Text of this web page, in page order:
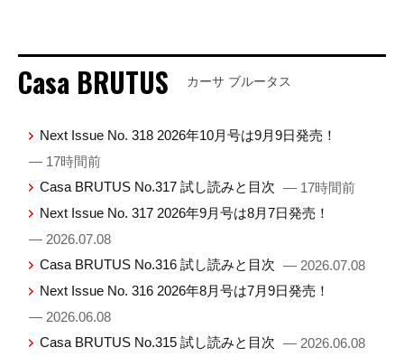
Casa BRUTUS カーサ ブルータス
Next Issue No. 318 2026年10月号は9月9日発売！
— 17時間前
Casa BRUTUS No.317 試し読みと目次 — 17時間前
Next Issue No. 317 2026年9月号は8月7日発売！
— 2026.07.08
Casa BRUTUS No.316 試し読みと目次 — 2026.07.08
Next Issue No. 316 2026年8月号は7月9日発売！
— 2026.06.08
Casa BRUTUS No.315 試し読みと目次 — 2026.06.08